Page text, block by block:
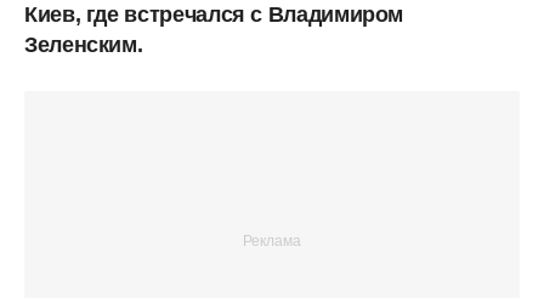
Киев, где встречался с Владимиром
Зеленским.